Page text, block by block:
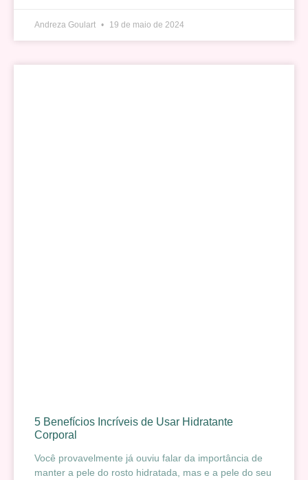
Andreza Goulart 19 de maio de 2024
5 Benefícios Incríveis de Usar Hidratante
Corporal
Você provavelmente já ouviu falar da importância de
manter a pele do rosto hidratada, mas e a pele do seu